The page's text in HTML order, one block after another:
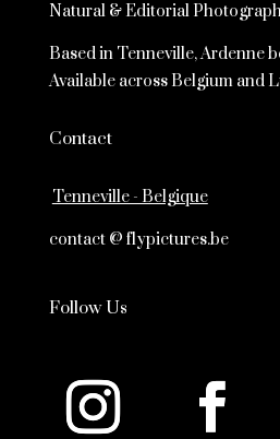
Natural & Editorial
Based in Tenneville, Ardenne
Available across Belgium and
Contact
Tenneville - Belgique
contact @ flypictures.be
Follow Us